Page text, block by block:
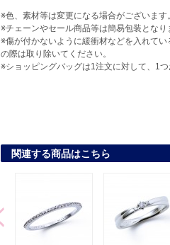
※色、素材等は変更になる場合がございます。
※チェーンやセール商品等は簡易包装となり
※傷が付かないように緩衝材などを入れて
の際は取り除いてください。
※ショッピングバッグは1注文に対して、1つ
関連する商品はこちら